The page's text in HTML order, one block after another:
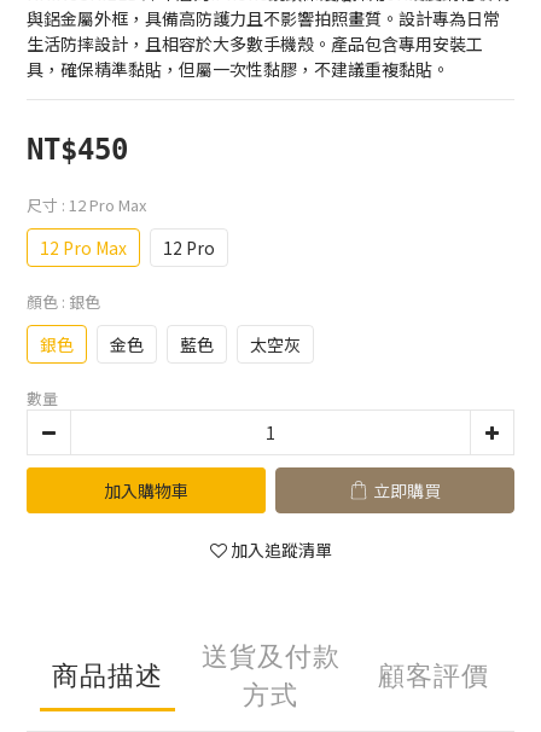
與鋁金屬外框，具備高防護力且不影響拍照畫質。設計專為日常
生活防摔設計，且相容於大多數手機殼。產品包含專用安裝工
具，確保精準黏貼，但屬一次性黏膠，不建議重複黏貼。
NT$450
尺寸 : 12 Pro Max
12 Pro Max 12 Pro
顏色 : 銀色
銀色 金色 藍色 太空灰
數量
加入購物車 立即購買
加入追蹤清單
商品描述
送貨及付款
方式
顧客評價